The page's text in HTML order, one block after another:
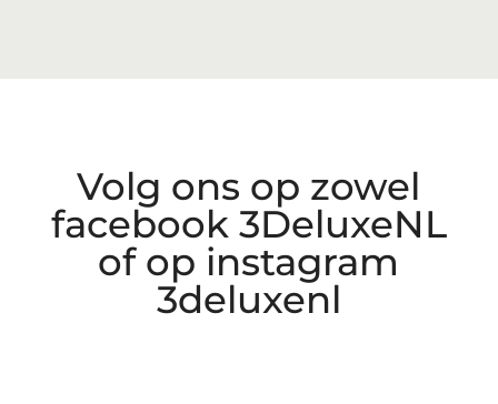
Volg ons op zowel
facebook 3DeluxeNL
of op instagram
3deluxenl